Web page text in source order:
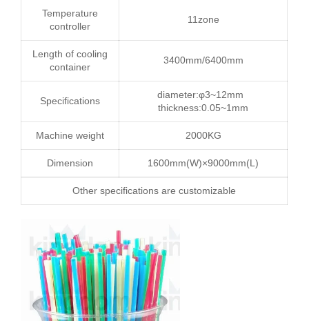
Temperature
controller
11zone
Length of cooling
container
3400mm/6400mm
Specifications
diameter:φ3~12mm
thickness:0.05~1mm
Machine weight 2000KG
Dimension 1600mm(W)×9000mm(L)
Other specifications are customizable